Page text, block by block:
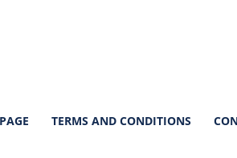
TERMS AND CONDITIONS